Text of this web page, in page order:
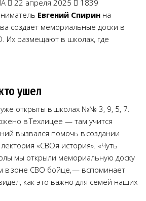
22 апреля 2025
1839
Евгений Спирин на
создает мемориальные доски в
Их размещают в школах, где
ушел
открыты в школах №№ 3, 9, 5, 7.
в Техлицее — там учится
вызвался помочь в создании
«СВОя история». «Чуть
мы открыли мемориальную доску
в зоне СВО бойце, — вспоминает
как это важно для семей наших